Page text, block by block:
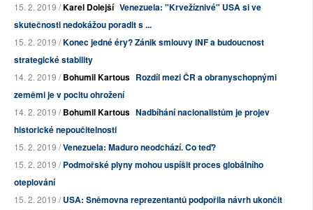
15. 2. 2019 /Karel Dolejší Venezuela: "Krvežíznivé" USA si ve
skutečnosti nedokážou poradit s ...
15. 2. 2019 /Konec jedné éry? Zánik smlouvy INF a budoucnost
strategické stability
14. 2. 2019 /Bohumil Kartous Rozdíl mezi ČR a obranyschopnými
zeměmi je v pocitu ohrožení
14. 2. 2019 /Bohumil Kartous Nadbíhání nacionalistům je projev
historické nepoučitelnosti
15. 2. 2019 /Venezuela: Maduro neodchází. Co teď?
15. 2. 2019 /Podmořské plyny mohou uspíšit proces globálního
oteplování
15. 2. 2019 /USA: Sněmovna reprezentantů podpořila návrh ukončit